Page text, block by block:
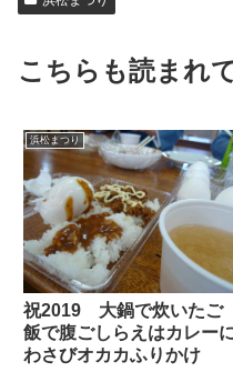
こちらも読まれ
浜松まつり
祝2019 大鍋で炊いたご
飯で腹ごしらえはカレー
わさびオカカふりかけ